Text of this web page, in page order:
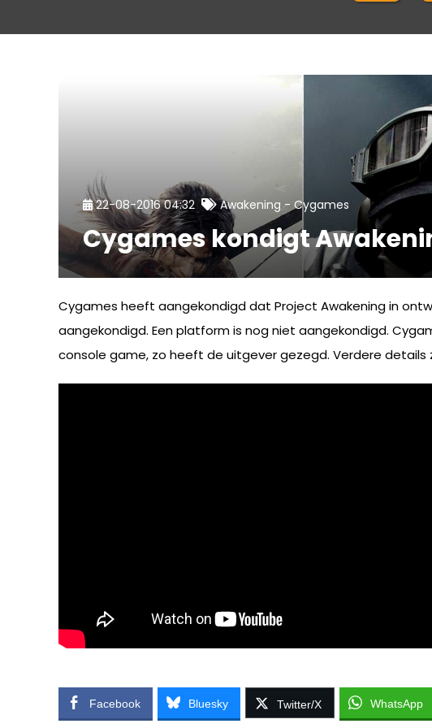
22-08-2016 04:32 Awakening - Cygames
Cygames kondigt
Cygames heeft aangekondigd dat Project Awakening in
aangekondigd. Een platform is nog niet aangekondigd.
console game, zo heeft de uitgever gezegd. Verdere details
Facebook Bluesky Twitter/X WhatsApp